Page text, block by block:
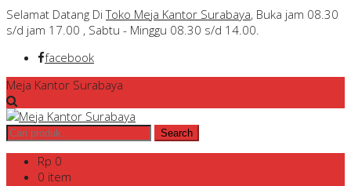
Selamat Datang DiToko Meja Kantor Surabaya, Buka jam 08.30
s/d jam 17.00 , Sabtu - Minggu 08.30 s/d 14.00.
facebook
Meja Kantor Surabaya
Rp 0
0 item